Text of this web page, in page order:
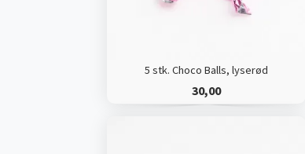
5 stk. Choco Balls, lyserød
30,00